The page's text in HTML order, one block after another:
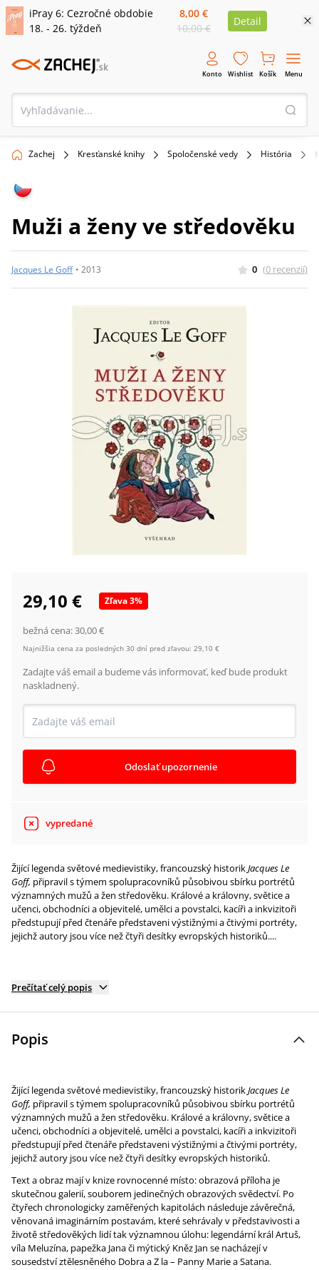
iPray 6: Cezročné obdobie
18. - 26. týždeň
8,00 €
10,00 €
Detail
Konto Wishlist Košík Menu
Zachej Kresťanské knihy Spoločenské vedy História
Muži a ženy ve středověku
Jacques Le Goff • 2013 0 (0 recenzií)
29,10 € Zľava3%
bežná cena:30,00 €
Najnižšia cena za posledných 30 dní pred zľavou: 29,10 €
Zadajte váš email a budeme vás informovať, keď bude produkt
naskladnený.
Odoslať upozornenie
vypredané
Žijící legenda světové medievistiky, francouzský historikJacques Le
Goff, připravil s týmem spolupracovníků působivou sbírku portrétů
významných mužů a žen středověku. Králové a královny, světice a
učenci, obchodníci a objevitelé, umělci a povstalci, kacíři a inkvizitoři
předstupují před čtenáře představeni výstižnými a čtivými portréty,
jejichž autory jsou více než čtyři desítky evropských historiků....
Prečítať celý popis
Popis
Žijící legenda světové medievistiky, francouzský historikJacques Le
Goff, připravil s týmem spolupracovníků působivou sbírku portrétů
významných mužů a žen středověku. Králové a královny, světice a
učenci, obchodníci a objevitelé, umělci a povstalci, kacíři a inkvizitoři
předstupují před čtenáře představeni výstižnými a čtivými portréty,
jejichž autory jsou více než čtyři desítky evropských historiků.
Text a obraz mají v knize rovnocenné místo: obrazová příloha je
skutečnou galerií, souborem jedinečných obrazových svědectví. Po
čtyřech chronologicky zaměřených kapitolách následuje závěrečná,
věnovaná imaginárním postavám, které sehrávaly v představivosti a
životě středověkých lidí tak významnou úlohu: legendární král Artuš,
víla Meluzína, papežka Jana či mýtický Kněz Jan se nacházejí v
sousedství ztělesněného Dobra a Z la – Panny Marie a Satana.